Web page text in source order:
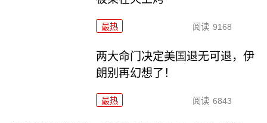
最热 阅读 9168
两大命门决定美国退无可退，伊
朗别再幻想了！
最热 阅读 6843